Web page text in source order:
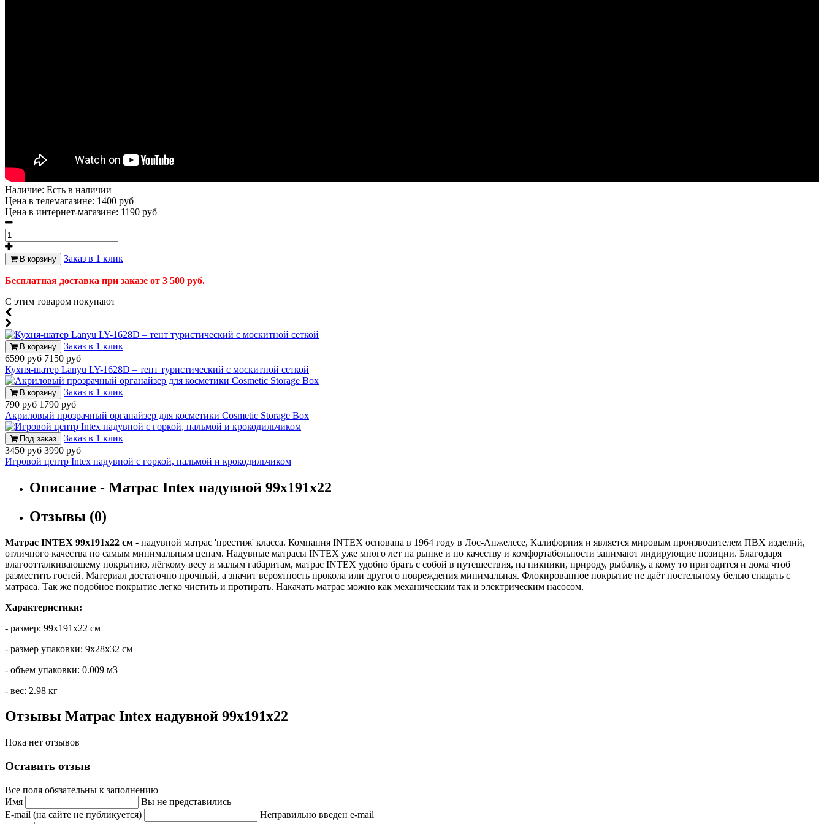
Наличие: Есть в наличии
Цена в телемагазине: 1400 руб
Цена в интернет-магазине: 1190 руб
В корзину Заказ в 1 клик
Бесплатная доставка при заказе от 3 500 руб.
С этим товаром покупают
В корзину
Заказ в 1 клик
6590 руб 7150 руб
Кухня-шатер Lanyu LY-1628D – тент туристический с москитной сеткой
В корзину
Заказ в 1 клик
790 руб 1790 руб
Акриловый прозрачный органайзер для косметики Cosmetic Storage Box
Под заказ
Заказ в 1 клик
3450 руб 3990 руб
Игровой центр Intex надувной с горкой, пальмой и крокодильчиком
Описание - Матрас Intex надувной 99х191х22
Отзывы (0)
Матрас INTEX 99х191х22 см - надувной матрас 'престиж' класса. Компания INTEX основана в 1964 году в Лос-Анжелесе, Калифорния и является мировым производителем ПВХ изделий,
отличного качества по самым минимальным ценам. Надувные матрасы INTEX уже много лет на рынке и по качеству и комфортабельности занимают лидирующие позиции. Благодаря
влагоотталкивающему покрытию, лёгкому весу и малым габаритам, матрас INTEX удобно брать с собой в путешествия, на пикники, природу, рыбалку, а кому то пригодится и дома чтоб
разместить гостей. Материал достаточно прочный, а значит вероятность прокола или другого повреждения минимальная. Флокированное покрытие не даёт постельному белью спадать с
матраса. Так же подобное покрытие легко чистить и протирать. Накачать матрас можно как механическим так и электрическим насосом.
Характеристики:
- размер: 99х191х22 см
- размер упаковки: 9х28х32 см
- объем упаковки: 0.009 м3
- вес: 2.98 кг
Отзывы Матрас Intex надувной 99х191х22
Пока нет отзывов
Оставить отзыв
Все поля обязательны к заполнению
Имя
Вы не представились
E-mail (на сайте не публикуется)
Неправильно введен e-mail